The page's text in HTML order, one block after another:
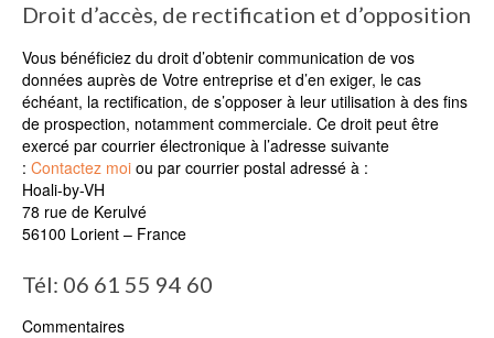
Droit d’accès, de rectification et d’opposition
Vous bénéficiez du droit d’obtenir communication de vos
données auprès de Votre entreprise et d’en exiger, le cas
échéant, la rectification, de s’opposer à leur utilisation à des fins
de prospection, notamment commerciale. Ce droit peut être
exercé par courrier électronique à l’adresse suivante
: Contactez moi ou par courrier postal adressé à :
Hoali-by-VH
78 rue de Kerulvé
56100 Lorient – France
Tél: 06 61 55 94 60
Commentaires